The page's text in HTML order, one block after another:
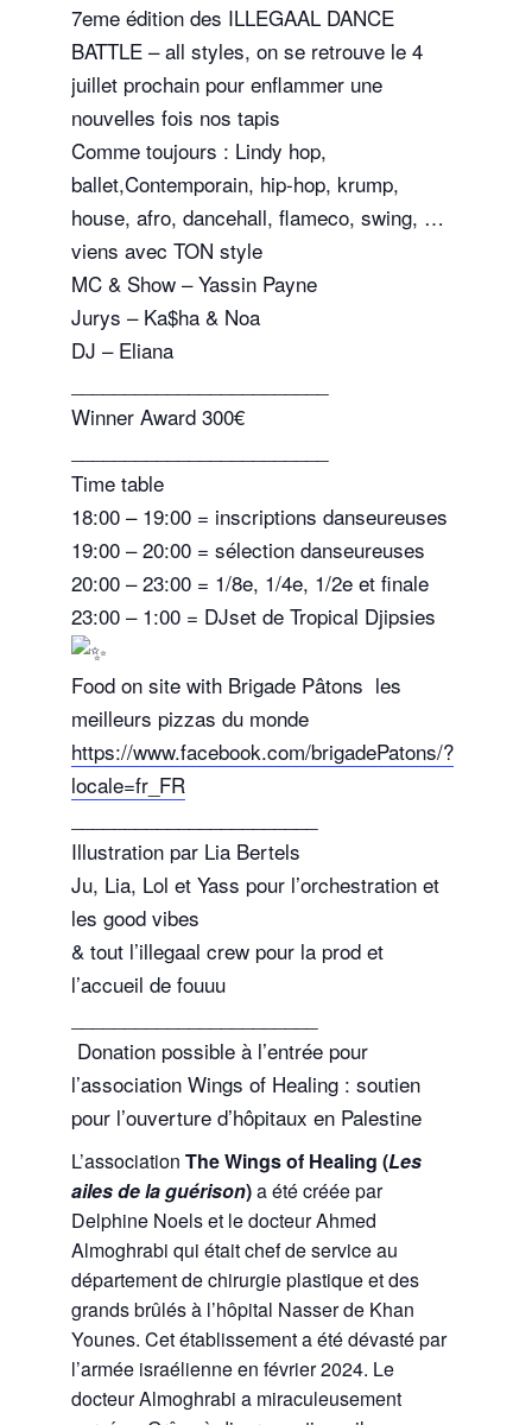
7eme édition des ILLEGAAL DANCE
BATTLE – all styles, on se retrouve le 4
juillet prochain pour enflammer une
nouvelles fois nos tapis
Comme toujours : Lindy hop,
ballet,Contemporain, hip-hop, krump,
house, afro, dancehall, flameco, swing, …
viens avec TON style
MC & Show – Yassin Payne
Jurys – Ka$ha & Noa
DJ – Eliana
Winner Award 300€
Time table
18:00 – 19:00 = inscriptions danseureuses
19:00 – 20:00 = sélection danseureuses
20:00 – 23:00 = 1/8e, 1/4e, 1/2e et finale
23:00 – 1:00 = DJset de Tropical Djipsies
Food on site with Brigade Pâtons les
meilleurs pizzas du monde
https://www.facebook.com/brigadePatons/?
locale=fr_FR
Illustration par Lia Bertels
Ju, Lia, Lol et Yass pour l’orchestration et
les good vibes
& tout l’illegaal crew pour la prod et
l’accueil de fouuu
Donation possible à l’entrée pour
l’association Wings of Healing : soutien
pour l’ouverture d’hôpitaux en Palestine
L’association The Wings of Healing (Les
ailes de la guérison)a été créée par
Delphine Noels et le docteur Ahmed
Almoghrabi qui était chef de service au
département de chirurgie plastique et des
grands brûlés à l’hôpital Nasser de Khan
Younes. Cet établissement a été dévasté par
l’armée israélienne en février 2024. Le
docteur Almoghrabi a miraculeusement